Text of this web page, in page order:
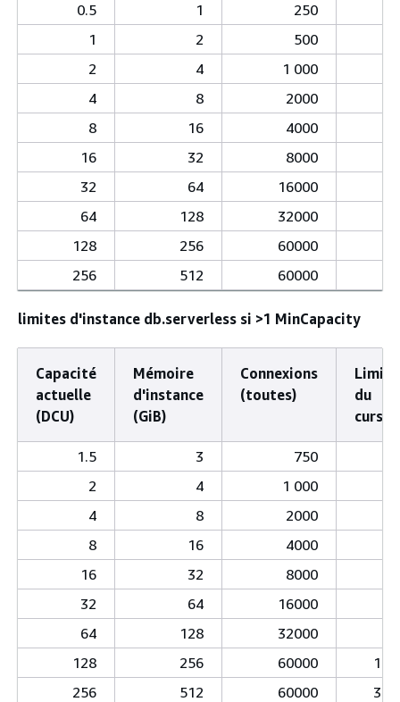
0.5 1 250
1
2 500
2
4 1 000
4
8 2000
8
16 4000
16
32 8000
32
64 16000
64
128 32000
128
256 60000
256
512 60000
limites d'instance db.serverless si >1 MinCapacity
Capacité
actuelle
(DCU)
Mémoire
d'instance
(GiB)
Connexions
(toutes)
Limite
du
1.5 3 750
2
4 1 000
4
8 2000
8
16 4000
16
32 8000
32
64 16000
64
128 32000
128
256 60000
256
512 60000